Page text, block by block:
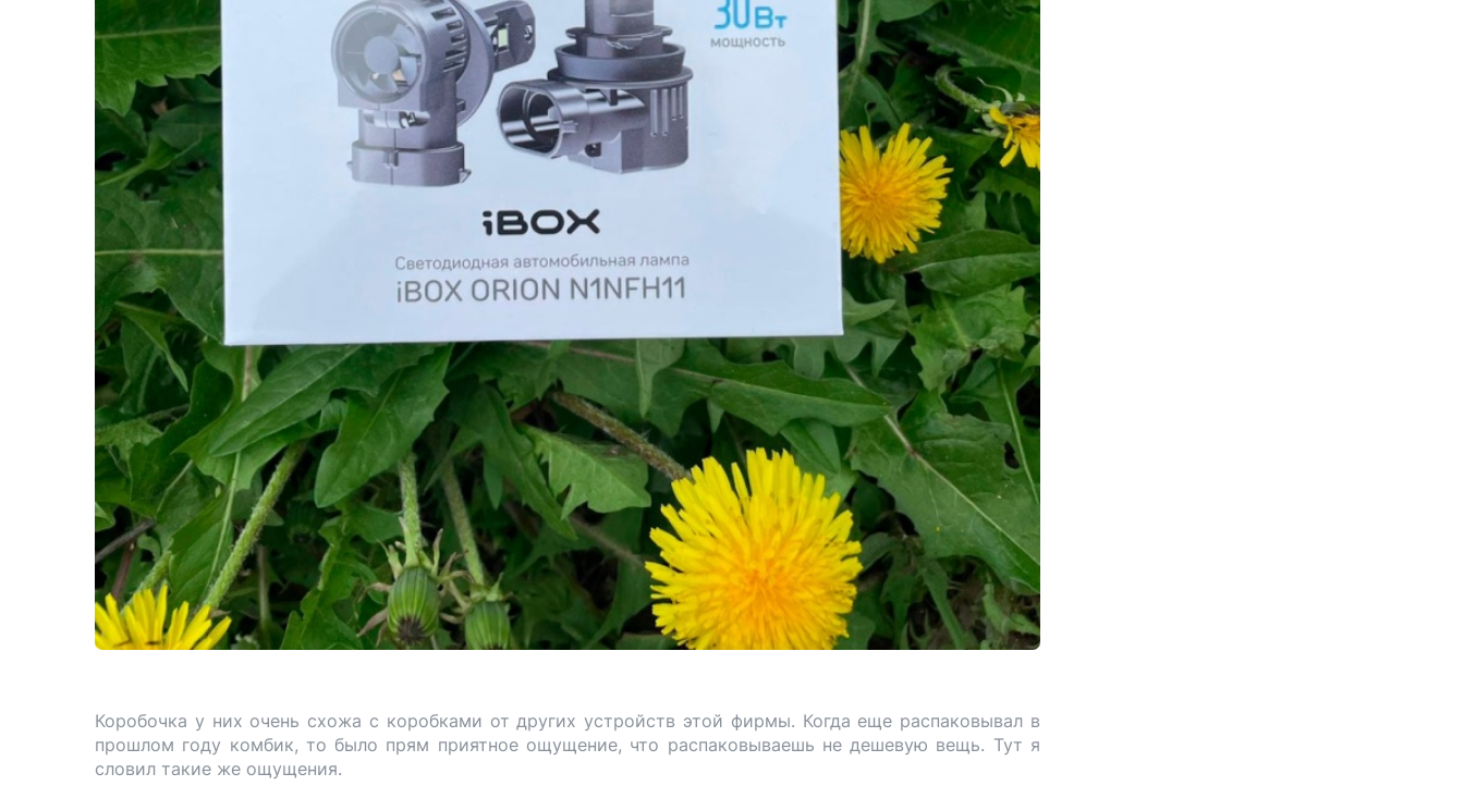
Коробочка у них очень схожа с коробками от других устройств этой фирмы. Когда еще распаковывал в
прошлом году комбик, то было прям приятное ощущение, что распаковываешь не дешевую вещь. Тут я
словил такие же ощущения.